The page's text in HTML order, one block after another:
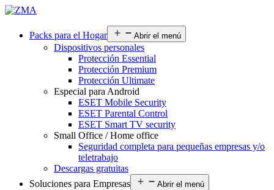
Packs para el Hogar Abrir el menú
Dispositivos personales
Protección Essential
Protección Premium
Protección Ultimate
Especial para Android
ESET Mobile Security
ESET Parental Control
ESET Smart TV security
Small Office / Home office
Seguridad completa para pequeñas empresas y/o
teletrabajo
Descargas gratuitas
Soluciones para Empresas
Abrir el menú